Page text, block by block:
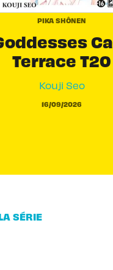
PIKA SHÔNEN
Terrace T20
Kouji Seo
16/09/2026
SÉRIE